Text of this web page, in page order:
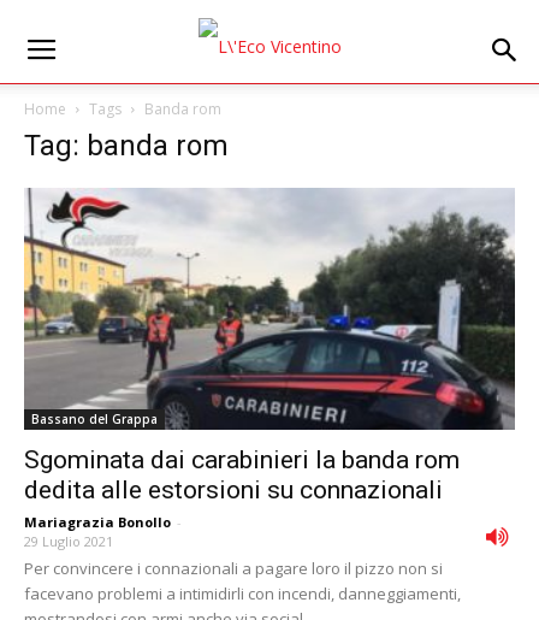
Home Tags Banda rom
Tag: banda rom
Bassano del Grappa
Sgominata dai carabinieri la banda rom
dedita alle estorsioni su connazionali
Mariagrazia Bonollo -
29 Luglio 2021
Per convincere i connazionali a pagare loro il pizzo non si
facevano problemi a intimidirli con incendi, danneggiamenti,